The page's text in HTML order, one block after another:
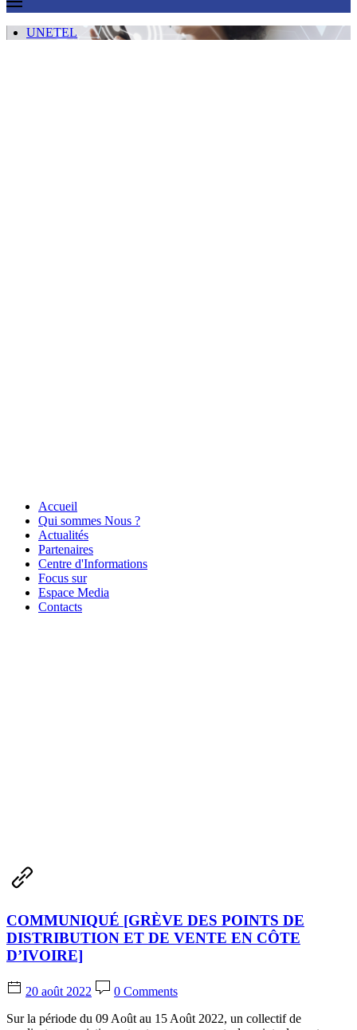
UNETEL
Accueil
Qui sommes Nous ?
Actualités
Partenaires
Centre d'Informations
Focus sur
Espace Media
Contacts
COMMUNIQUÉ [GRÈVE DES POINTS DE
DISTRIBUTION ET DE VENTE EN CÔTE
D’IVOIRE]
20 août 2022
0 Comments
Sur la période du 09 Août au 15 Août 2022, un collectif de